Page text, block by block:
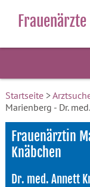
Startseite>
Marienberg - Dr.
Frauenärztin
Knäbchen
Dr. med. Annett